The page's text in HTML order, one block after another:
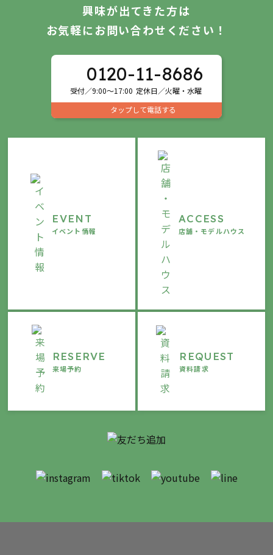
興味が出てきた方は
お気軽にお問い合わせください！
0120-11-8686
受付／9:00～17:00 定休日／火曜・水曜
タップして電話する
EVENT
イベント情報
ACCESS
店舗・モデルハウス
RESERVE
来場予約
REQUEST
資料請求